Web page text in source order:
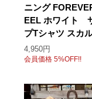
ニング
EEL ホワイト
プTシャツ スカ
4,950円
会員価格 5%OFF!!